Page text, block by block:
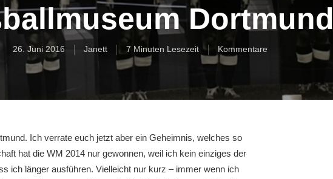
Dortmund
26. Juni 2016 Janett 7 Minuten Lesezeit Kommentare
Ich verrate euch jetzt aber ein Geheimnis, welches so
hat die WM 2014 nur gewonnen, weil ich kein einziges der
ich länger ausführen. Vielleicht nur kurz – immer wenn ich